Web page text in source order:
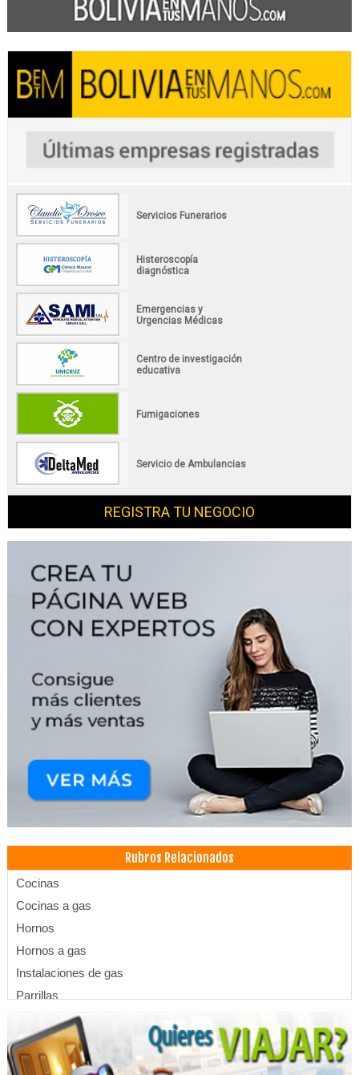
Servicios Funerarios
Histeroscopía
diagnóstica
Emergencias y
Urgencias Médicas
Centro de investigación
educativa
Fumigaciones
Servicio de Ambulancias
REGISTRA TU NEGOCIO
Rubros Relacionados
Cocinas
Cocinas a gas
Hornos
Hornos a gas
Instalaciones de gas
Parrillas
Freidoras
Cocinas Industriales